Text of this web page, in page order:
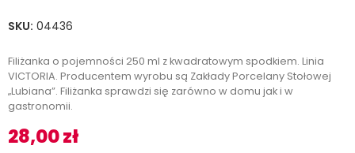
SKU: 04436
Filiżanka o pojemności 250 ml z kwadratowym spodkiem. Linia
VICTORIA. Producentem wyrobu są Zakłady Porcelany Stołowej
„Lubiana”. Filiżanka sprawdzi się zarówno w domu jak i w
gastronomii.
28,00zł